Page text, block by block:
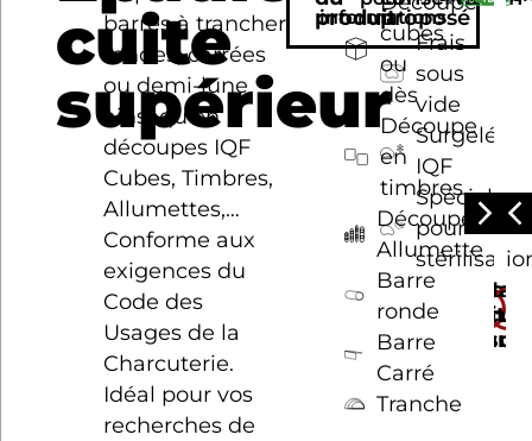
cuite
supérieur
barres à trancher
rondes, carrées
ou demi-lune
ainsi qu’en
découpes IQF
Cubes, Timbres,
Allumettes,…
Conforme aux
exigences du
Code des
Usages de la
Charcuterie.
Idéal pour vos
recherches de
informations
produit
cubes
ou
dès
Découpe
en
timbres
Découpe
Allumette
Barre
ronde
Barre
Carré
Tranche
proposé
Frais
sous
vide
Surgelé
IQF
Spécial
pour
cuitecuit